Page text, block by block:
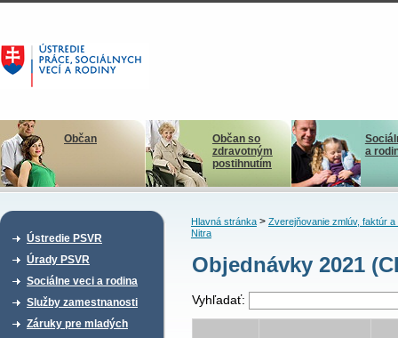
Občan
Občan so
zdravotným
postihnutím
a
Ústredie PSVR
Úrady PSVR
Sociálne veci a rodina
Služby zamestnanosti
Záruky pre mladých
Hlavná stránka> Zverejňovanie zmlúv, faktúr a
Nitra
Objednávky 2021
Vyhľadať: